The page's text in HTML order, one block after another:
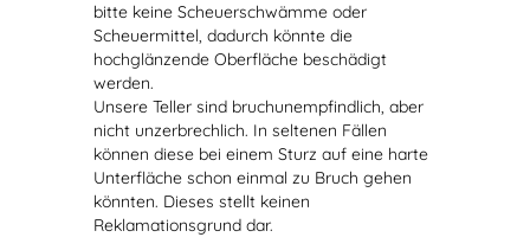
bitte keine Scheuerschwämme oder
Scheuermittel, dadurch könnte die
hochglänzende Oberfläche beschädigt
werden.
Unsere Teller sind bruchunempfindlich, aber
nicht unzerbrechlich. In seltenen Fällen
können diese bei einem Sturz auf eine harte
Unterfläche schon einmal zu Bruch gehen
könnten. Dieses stellt keinen
Reklamationsgrund dar.